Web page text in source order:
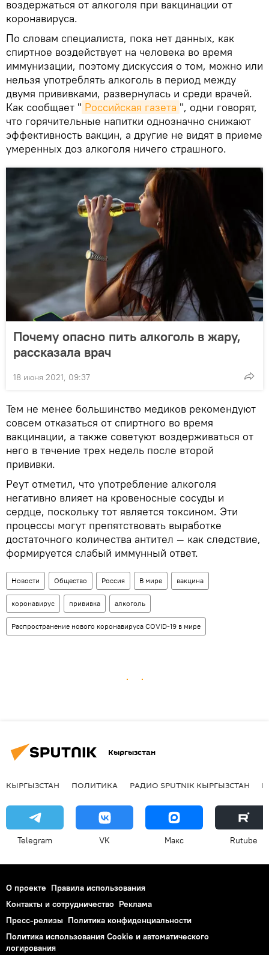
воздержаться от алкоголя при вакцинации от
коронавируса.
По словам специалиста, пока нет данных, как
спиртное воздействует на человека во время
иммунизации, поэтому дискуссия о том, можно или
нельзя употреблять алкоголь в период между
двумя прививками, развернулась и среди врачей.
Как сообщает " Российская газета ", одни говорят,
что горячительные напитки однозначно снижают
эффективность вакцин, а другие не видят в приеме
умеренных доз алкоголя ничего страшного.
Почему опасно пить алкоголь в жару,
рассказала врач
18 июня 2021, 09:37
Тем не менее большинство медиков рекомендуют
совсем отказаться от спиртного во время
вакцинации, а также советуют воздерживаться от
него в течение трех недель после второй
прививки.
Реут отметил, что употребление алкоголя
негативно влияет на кровеносные сосуды и
сердце, поскольку тот является токсином. Эти
процессы могут препятствовать выработке
достаточного количества антител — как следствие,
формируется слабый иммунный ответ.
Новости Общество Россия В мире вакцина
коронавирус прививка алкоголь
Распространение нового коронавируса COVID-19 в мире
Кыргызстан
КЫРГЫЗСТАН ПОЛИТИКА РАДИО SPUTNIK КЫРГЫЗСТАН
Telegram VK Макс Rutube
О проекте Правила использования
Контакты и сотрудничество Реклама
Пресс-релизы Политика конфиденциальности
Политика использования Cookie и автоматического
логирования